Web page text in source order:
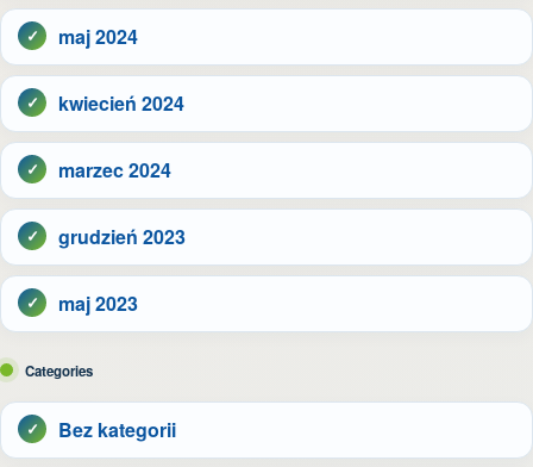
maj 2024
kwiecień 2024
marzec 2024
grudzień 2023
maj 2023
Categories
Bez kategorii